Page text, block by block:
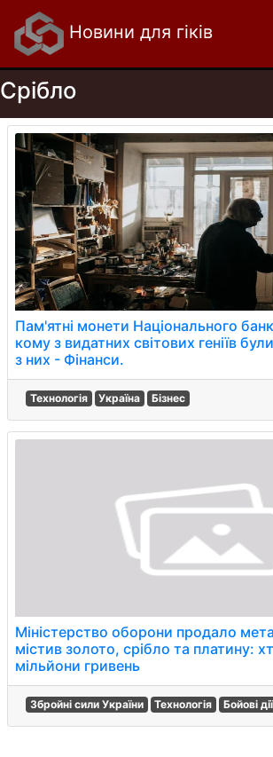
Новини для гіків
Срібло
Пам'ятні монети Національного
кому з видатних світових геніїв
з них - Фінанси.
Технологія Україна Бізнес
Міністерство оборони продало
містив золото, срібло та платину:
мільйони гривень
Збройні сили України Технологія Бойові дії